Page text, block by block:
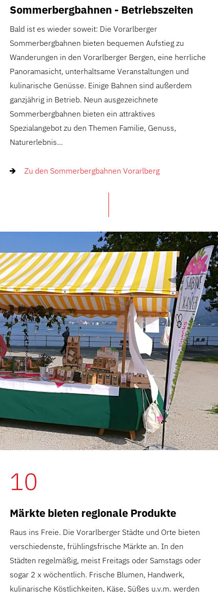
Sommerbergbahnen - Betriebszeiten
Bald ist es wieder soweit: Die Vorarlberger
Sommerbergbahnen bieten bequemen Aufstieg zu
Wanderungen in den Vorarlberger Bergen, eine herrliche
Panoramasicht, unterhaltsame Veranstaltungen und
kulinarische Genüsse. Einige Bahnen sind außerdem
ganzjährig in Betrieb. Neun ausgezeichnete
Sommerbergbahnen bieten ein attraktives
Spezialangebot zu den Themen Familie, Genuss,
Naturerlebnis…
Zu den Sommerbergbahnen Vorarlberg
10
Märkte bieten regionale Produkte
Raus ins Freie. Die Vorarlberger Städte und Orte bieten
verschiedenste, frühlingsfrische Märkte an. In den
Städten regelmäßig, meist Freitags oder Samstags oder
sogar 2 x wöchentlich. Frische Blumen, Handwerk,
kulinarische Köstlichkeiten, Käse, Süßes u.v.m. werden